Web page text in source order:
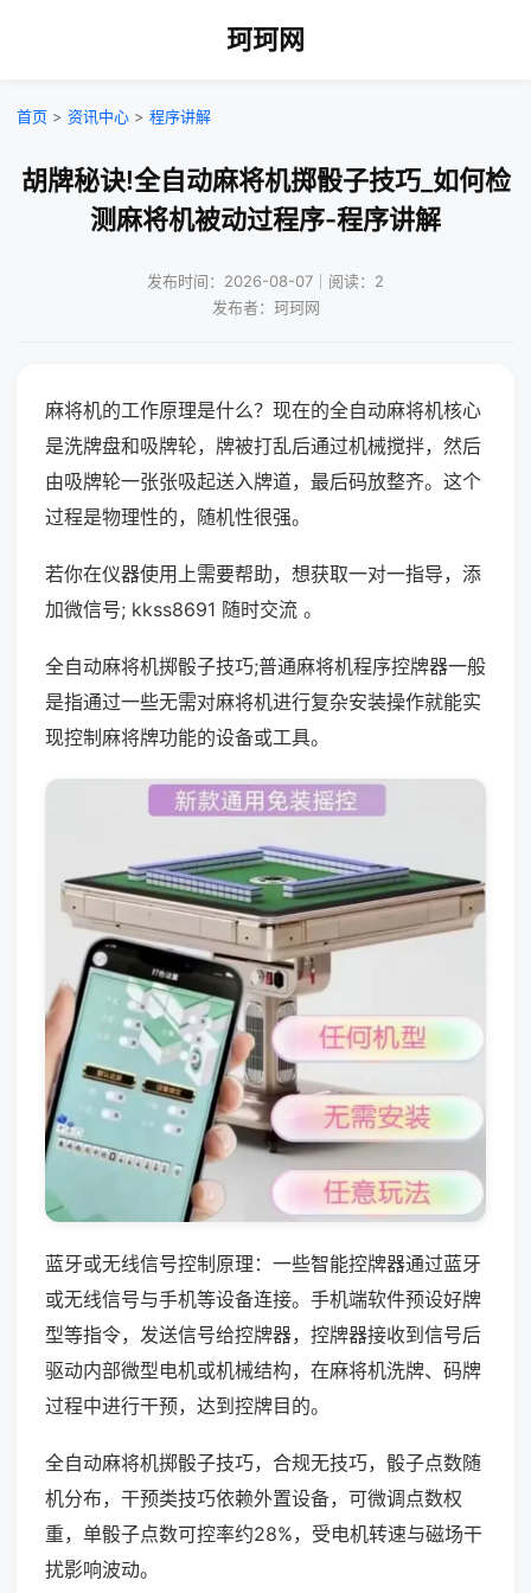
珂珂网
首页 > 资讯中心 > 程序讲解
胡牌秘诀!全自动麻将机掷骰子技巧_如何检
测麻将机被动过程序-程序讲解
发布时间：2026-08-07｜阅读：2
发布者：珂珂网
麻将机的工作原理是什么？现在的全自动麻将机核心
是洗牌盘和吸牌轮，牌被打乱后通过机械搅拌，然后
由吸牌轮一张张吸起送入牌道，最后码放整齐。这个
过程是物理性的，随机性很强。
若你在仪器使用上需要帮助，想获取一对一指导，添
加微信号; kkss8691 随时交流 。
全自动麻将机掷骰子技巧;普通麻将机程序控牌器一般
是指通过一些无需对麻将机进行复杂安装操作就能实
现控制麻将牌功能的设备或工具。
蓝牙或无线信号控制原理：一些智能控牌器通过蓝牙
或无线信号与手机等设备连接。手机端软件预设好牌
型等指令，发送信号给控牌器，控牌器接收到信号后
驱动内部微型电机或机械结构，在麻将机洗牌、码牌
过程中进行干预，达到控牌目的。
全自动麻将机掷骰子技巧，合规无技巧，骰子点数随
机分布，干预类技巧依赖外置设备，可微调点数权
重，单骰子点数可控率约28%，受电机转速与磁场干
扰影响波动。